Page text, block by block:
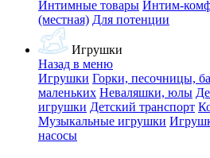
Интимные товары Интим-
(местная) Для потенции
Игрушки
Назад в меню
Игрушки Горки, песочницы,
маленьких Неваляшки, юлы
игрушки Детский транспорт
Музыкальные игрушки
насосы